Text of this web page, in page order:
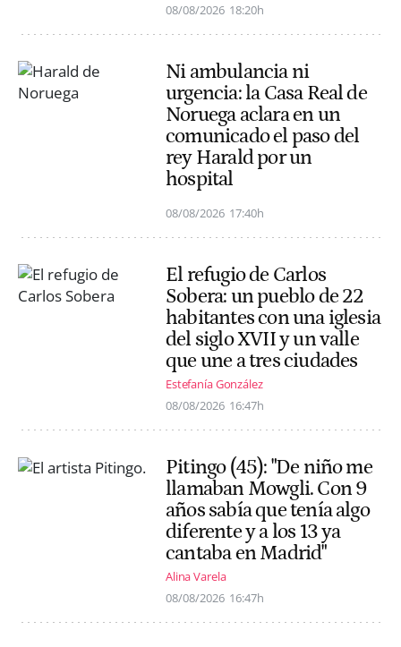
08/08/2026 18:20h
Ni ambulancia ni
urgencia: la Casa Real de
Noruega aclara en un
comunicado el paso del
rey Harald por un
hospital
08/08/2026 17:40h
El refugio de Carlos
Sobera: un pueblo de 22
habitantes con una iglesia
del siglo XVII y un valle
que une a tres ciudades
Estefanía González
08/08/2026 16:47h
Pitingo (45): "De niño me
llamaban Mowgli. Con 9
años sabía que tenía algo
diferente y a los 13 ya
cantaba en Madrid"
Alina Varela
08/08/2026 16:47h